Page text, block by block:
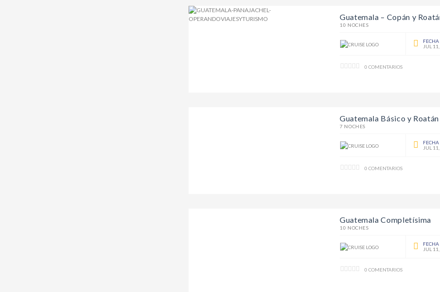
Guatemala – Copán y
10 NOCHES
FECHA
JUL
0 COMENTARIOS
Guatemala Básico y Roatán
7 NOCHES
FECHA
JUL
0 COMENTARIOS
Guatemala Completísima
10 NOCHES
FECHA
JUL
0 COMENTARIOS